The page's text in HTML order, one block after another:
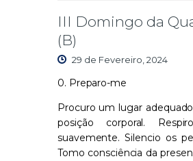
III Domingo da
(B)
29 de Fevereiro, 2024
0. Preparo-me
Procuro um lugar
posição corporal.
suavemente. Silencio os
Tomo consciência da